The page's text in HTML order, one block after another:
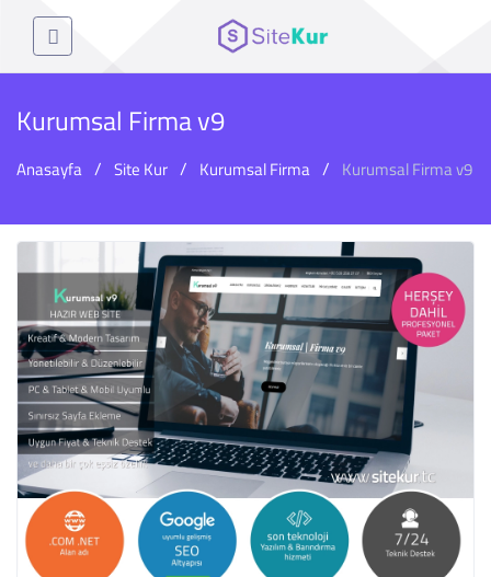
Kurumsal Firma v9
Anasayfa Site Kur Kurumsal Firma Kurumsal Firma v9